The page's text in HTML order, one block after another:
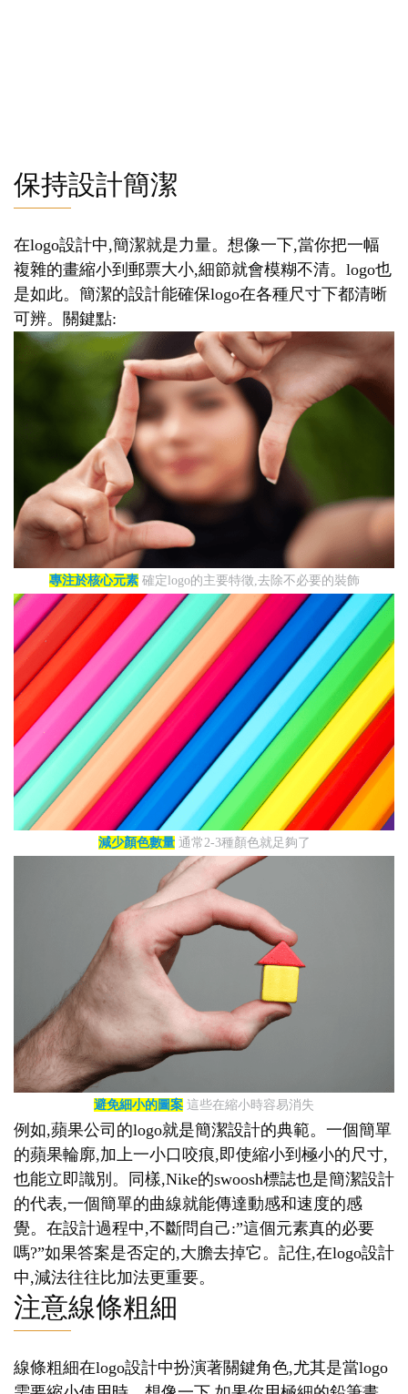
保持設計簡潔
在logo設計中,簡潔就是力量。想像一下,當你把一幅
複雜的畫縮小到郵票大小,細節就會模糊不清。logo也
是如此。簡潔的設計能確保logo在各種尺寸下都清晰
可辨。關鍵點:
專注於核心元素確定logo的主要特徵,去除不必要的裝飾
減少顏色數量通常2-3種顏色就足夠了
避免細小的圖案 這些在縮小時容易消失
例如,蘋果公司的logo就是簡潔設計的典範。一個簡單
的蘋果輪廓,加上一小口咬痕,即使縮小到極小的尺寸,
也能立即識別。同樣,Nike的swoosh標誌也是簡潔設計
的代表,一個簡單的曲線就能傳達動感和速度的感
覺。在設計過程中,不斷問自己:”這個元素真的必要
嗎?”如果答案是否定的,大膽去掉它。記住,在logo設計
中,減法往往比加法更重要。
注意線條粗細
線條粗細在logo設計中扮演著關鍵角色,尤其是當logo